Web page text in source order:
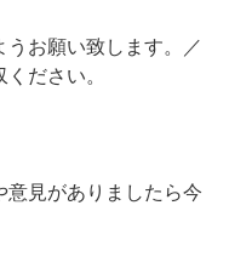
お願い致します。／
ださい。
見がありましたら今